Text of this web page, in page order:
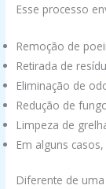
Esse processo
Remoção de
Retirada de
Eliminação de
Redução de
Limpeza de
Em alguns
Diferente de